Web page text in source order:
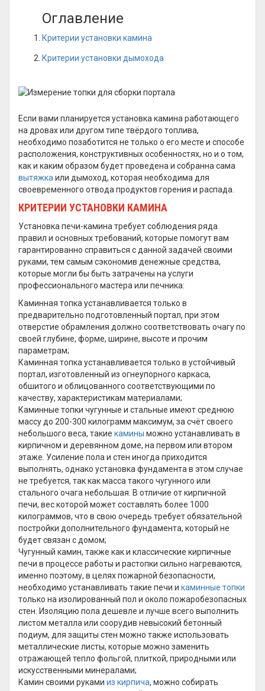
Оглавление
Критерии установки камина
Критерии установки дымохода
Если вами планируется установка камина работающего
на дровах или другом типе твёрдого топлива,
необходимо позаботится не только о его месте и способе
расположения, конструктивных особенностях, но и о том,
как и каким образом будет проведена и собранна сама
вытяжка или дымоход, которая необходима для
своевременного отвода продуктов горения и распада.
КРИТЕРИИ УСТАНОВКИ КАМИНА
Установка печи-камина требует соблюдения ряда
правил и основных требований, которые помогут вам
гарантированно справиться с данной задачей своими
руками, тем самым сэкономив денежные средства,
которые могли бы быть затрачены на услуги
профессионального мастера или печника:
Каминная топка устанавливается только в
предварительно подготовленный портал, при этом
отверстие обрамления должно соответствовать очагу по
своей глубине, форме, ширине, высоте и прочим
параметрам;
Каминная топка устанавливается только в устойчивый
портал, изготовленный из огнеупорного каркаса,
обшитого и облицованного соответствующими по
качеству, характеристикам материалами;
Каминные топки чугунные и стальные имеют среднюю
массу до 200-300 килограмм максимум, за счёт своего
небольшого веса, такие камины можно устанавливать в
кирпичном и деревянном доме, на первом или втором
этаже. Усиление пола и стен иногда приходится
выполнять, однако установка фундамента в этом случае
не требуется, так как масса такого чугунного или
стального очага небольшая. В отличие от кирпичной
печи, вес которой может составлять более 1000
килограммов, что в свою очередь требует обязательной
постройки дополнительного фундамента, который не
будет связан с домом;
Чугунный камин, также как и классические кирпичные
печи в процессе работы и растопки сильно нагреваются,
именно поэтому, в целях пожарной безопасности,
необходимо устанавливать такие печи и каминные топки
только на изолированный пол и около пожаробезопасных
стен. Изоляцию пола дешевле и лучше всего выполнить
листом металла или соорудив невысокий бетонный
подиум, для защиты стен можно также использовать
металлические листы, которые можно заменить
отражающей тепло фольгой, плиткой, природными или
искусственными минералами;
Камин своими руками из кирпича, можно собирать